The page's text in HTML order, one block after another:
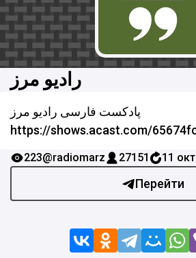
رادیو مرز
پادکست فارسی رادیو مرز
https://shows.acast.com/
Перейти
223@radiomarz 27151 11